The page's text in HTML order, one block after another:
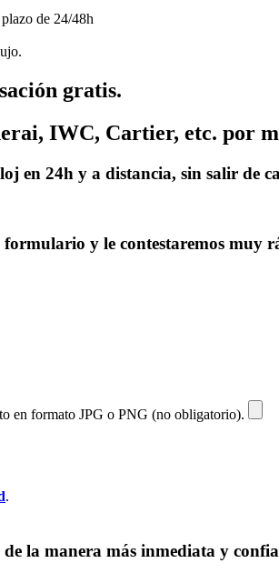
de 24/48h
gratis.
IWC, Cartier, etc. por
en 24h y a distancia, sin salir de
formulario y le contestaremos muy
en formato JPG o PNG (no obligatorio).
.
la manera más inmediata y